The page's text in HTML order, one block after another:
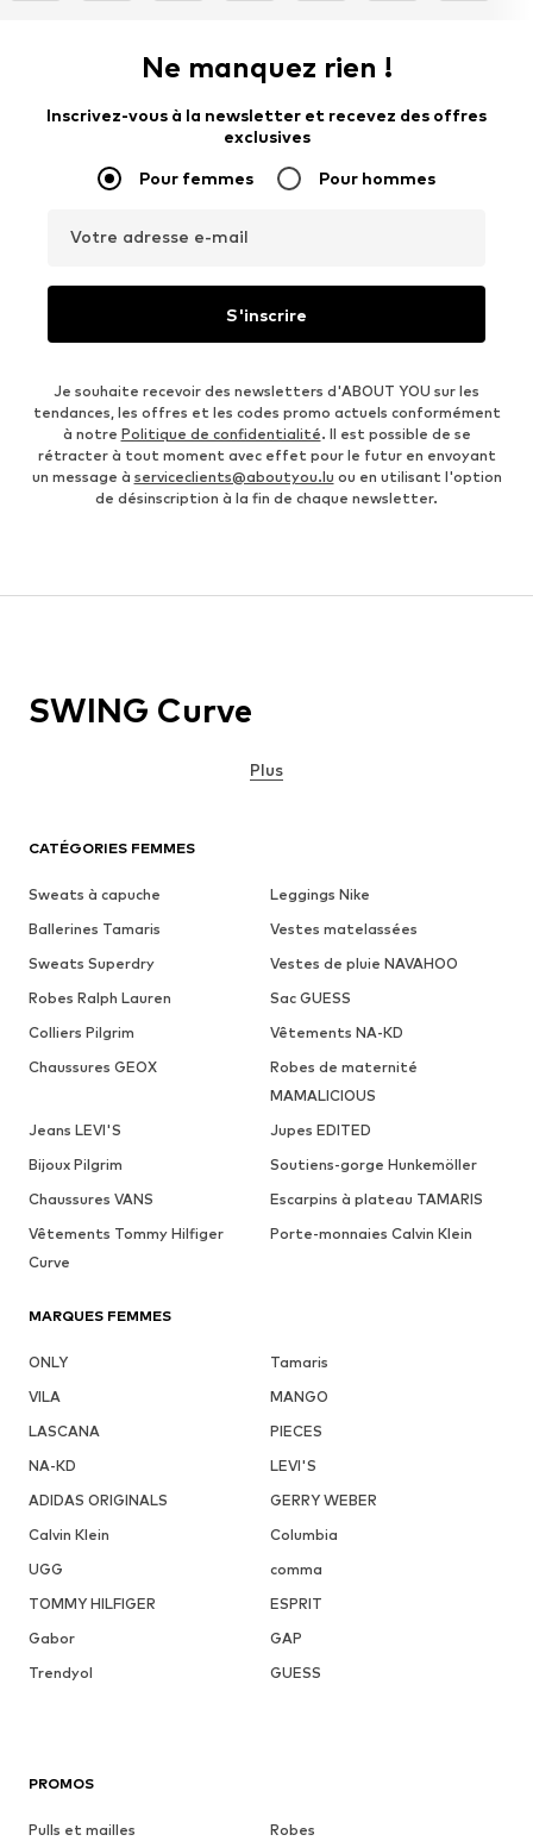
Ne manquez rien !
Inscrivez-vous à la newsletter et recevez des offres
exclusives
Pour femmes Pour hommes
Votre adresse e-mail
S'inscrire
Je souhaite recevoir des newsletters d'ABOUT YOU sur les
tendances, les offres et les codes promo actuels conformément
à notre Politique de confidentialité. Il est possible de se
rétracter à tout moment avec effet pour le futur en envoyant
un message à serviceclients@aboutyou.lu ou en utilisant l'option
de désinscription à la fin de chaque newsletter.
CATÉGORIES FEMMES
Sweats à capuche
Leggings Nike
Ballerines Tamaris
Vestes matelassées
Sweats Superdry
Vestes de pluie NAVAHOO
Robes Ralph Lauren
Sac GUESS
Colliers Pilgrim
Vêtements NA-KD
Chaussures GEOX
Robes de maternité
MAMALICIOUS
Jeans LEVI'S
Jupes EDITED
Bijoux Pilgrim
Soutiens-gorge Hunkemöller
Chaussures VANS
Escarpins à plateau TAMARIS
Vêtements Tommy Hilfiger
Curve
Porte-monnaies Calvin Klein
MARQUES FEMMES
ONLY
Tamaris
VILA
MANGO
LASCANA
PIECES
NA-KD
LEVI'S
ADIDAS ORIGINALS
GERRY WEBER
Calvin Klein
Columbia
UGG
comma
TOMMY HILFIGER
ESPRIT
Gabor
GAP
Trendyol
GUESS
PROMOS
Pulls et mailles
Robes
SWING Curve
Plus